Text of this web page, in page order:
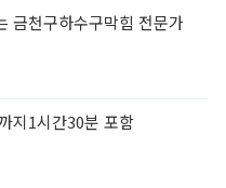
금천구하수구막힘 전문가
지1시간30분 포함